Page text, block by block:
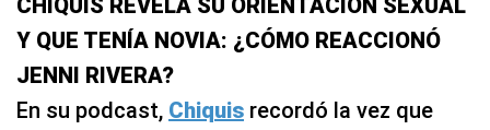
Y QUE TENÍA NOVIA: ¿CÓMO REACCIONÓ
JENNI RIVERA?
En su podcast, Chiquis recordó la vez que